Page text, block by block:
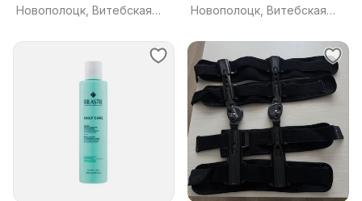
Новополоцк, Витебская
Новополоцк, Витебская